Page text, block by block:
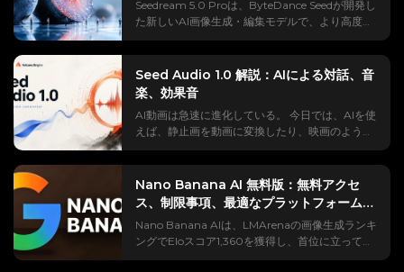
の視覚的な詳細を制御します。 Kling 2.6では、
方向モードと3～30秒のクリップを備えた、この
加の顔参照が可能になり、頭の回転や表情の変化
時の同一性の一貫性が向上します。 Klingモーシ
ョンコントロールの使い方：まず、人物または人
型キャラクターが写った鮮明な画像をアップロー
選択してください。「ビデオに合わせる」は、ダ
ンス、回転、大きな動きに適しています。「画像
に合わせる」は、元の方向を維持し、プロンプト
に基づいたカメラ制御を可能にします。 Kling
3.0では、要素バインディングを使用して、頭が
回転したときに顔の角度や表情を追加できます。
い英語での定義、動画の作成とリミックスの手順
をステップバイステップで解説、無料版とウォー
ターマークに関する質問への正直な回答、実際に
Sora 2とVeo 3との使用例の比較が提供されま
す。 最終更新日：2026年7月 Vibes AIとは何です
か？ Meta Vibes、Vibes.ai、および名称の混乱に
ついて説明 Vibes AI は通常、Meta Vibes を指し
ます。Meta Vibes は、作成、リミックス、共有
Vibes.ai 上で生活している。 現在、サービス開始
までは無料で利用できますが、画面比率、音声、
地域的なアクセス状況にはまだばらつきがありま
す。 Metaは2025年9月にVibesを「発見→作成→
り長い初期クリップを生成し、そのクリップの最
終フレームから延長し、最後に、制御された複数
の動画セグメントを1つの連続したシーケンスに結
合します。 このガイドでは、どの ComfyUI ビデ
オ モデルが長尺コンテンツに適しているか、再現
可能なワークフローを構築する方法、文字のず
ラーを軽減する方法について説明します。
ComfyUIは長尺のAI動画を生成できますか？ は
い、ComfyUIは長尺のAI動画を生成できますが、
これはノードベースの環境であり、モデル、プロ
ンプト、参照画像、サンプラー、フレーム制御、
および出力ツールがワークフローに接続されてい
ます。 また、内蔵のワークフローテンプレート
は、サポートされているビデオモデル向けの既製
Seedream 5.0 Proは、ByteDance Seedが開発し
た新しいAI画像生成・編集モデルで、より高度な
ます。 画像モデルの性能が向上するにつれて、プ
ロンプトも進化する必要がある。 構造化されたイ
ンフォグラフィック、UIモックアップ、商用ビジ
ュアル、多言語ポスター、または精密な画像編集
を希望する場合、単純なテーマ＋スタイルの指示
だけではもはや十分ではありません。 本当の問題
は、Seedream 5.0 Proをどのように異なる方法
で起動すればよいか、ということです。 このガイ
ドでは、Seedream 5.0 Proの公式サンプルを分
析し、再利用可能なプロンプト式に変換します。
Seedream 5.0 Proは、単なる画像生成ツールと
いうよりも、デザインツールに近い設計になって
いるため、非常に便利です。 それは単に魅力的な
Seed Audio 1.0 解説：AIによる対話、音
楽、効果音
AI動画は急速に進化している。 今日では、AIを使
えば、静止画を動画に変換したり、映画のような
り、ソーシャルメディア用の動画クリップを作成
したりすることが、わずか数分で可能になりま
す。 しかし、ある問題が依然として多くのAI動画
を未完成なものに感じさせている。 音。 映像は
映画のように美しくても、声が抑揚に欠けていた
り、背景が静かだったり、効果音が映像と合って
いなかったりすると、シーン全体のインパクトが
Nano Banana AI 無料版：無料アクセ
ス、制限事項、最適なプラットフォームに
関する完全ガイド（2026年版）
Nano Banana AIは、LMArenaの画像生成ランキ
ングでEloスコア1,360を獲得し、首位に立ってい